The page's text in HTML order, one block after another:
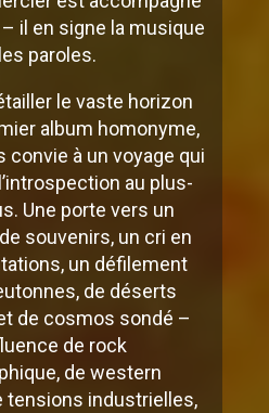
il en signe la musique
paroles.
le vaste horizon
album homonyme,
convie à un voyage qui
au plus-
Une porte vers un
souvenirs, un cri en
un défilement
de déserts
de cosmos sondé –
de rock
de western
tensions industrielles,